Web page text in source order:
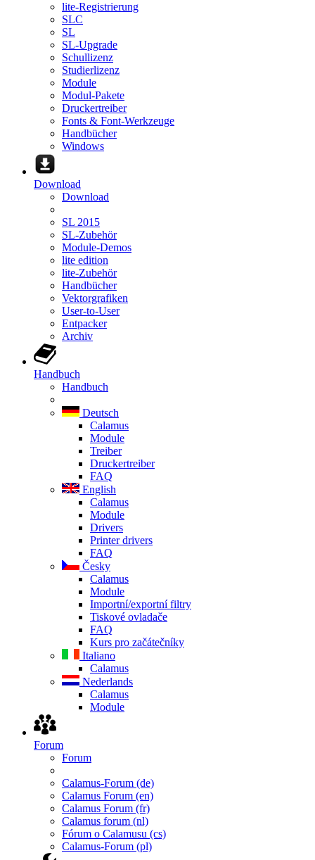
lite-Registrierung
SLC
SL
SL-Upgrade
Schullizenz
Studierlizenz
Module
Modul-Pakete
Druckertreiber
Fonts & Font-Werkzeuge
Handbücher
Windows
Download
Download
SL 2015
SL-Zubehör
Module-Demos
lite edition
lite-Zubehör
Handbücher
Vektorgrafiken
User-to-User
Entpacker
Archiv
Handbuch
Handbuch
Deutsch
Calamus
Module
Treiber
Druckertreiber
FAQ
English
Calamus
Module
Drivers
Printer drivers
FAQ
Česky
Calamus
Module
Importní/exportní filtry
Tiskové ovladače
FAQ
Kurs pro začátečníky
Italiano
Calamus
Nederlands
Calamus
Module
Forum
Forum
Calamus-Forum (de)
Calamus Forum (en)
Calamus Forum (fr)
Calamus forum (nl)
Fórum o Calamusu (cs)
Calamus-Forum (pl)